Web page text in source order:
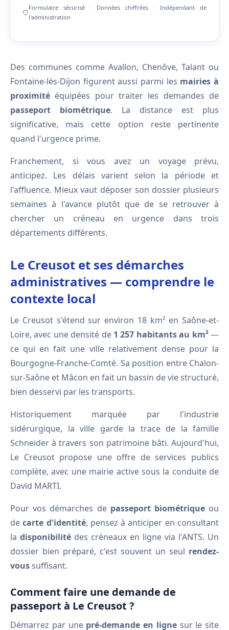
Formulaire sécurisé · Données chiffrées · Indépendant de
l'administration
Des communes comme Avallon, Chenôve, Talant ou
Fontaine-lès-Dijon figurent aussi parmi les mairies à
proximité équipées pour traiter les demandes de
passeport biométrique. La distance est plus
significative, mais cette option reste pertinente
quand l'urgence prime.
Franchement, si vous avez un voyage prévu,
anticipez. Les délais varient selon la période et
l'affluence. Mieux vaut déposer son dossier plusieurs
semaines à l'avance plutôt que de se retrouver à
chercher un créneau en urgence dans trois
départements différents.
Le Creusot et ses démarches
administratives — comprendre le
contexte local
Le Creusot s'étend sur environ 18 km² en Saône-et-
Loire, avec une densité de 1 257 habitants au km²—
ce qui en fait une ville relativement dense pour la
Bourgogne-Franche-Comté. Sa position entre Chalon-
sur-Saône et Mâcon en fait un bassin de vie structuré,
bien desservi par les transports.
Historiquement marquée par l'industrie
sidérurgique, la ville garde la trace de la famille
Schneider à travers son patrimoine bâti. Aujourd'hui,
Le Creusot propose une offre de services publics
complète, avec une mairie active sous la conduite de
David MARTI.
Pour vos démarches de passeport biométriqueou
decarte d'identité, pensez à anticiper en consultant
la disponibilité des créneaux en ligne via l'ANTS. Un
dossier bien préparé, c'est souvent un seul rendez-
voussuffisant.
Comment faire une demande de
passeport à Le Creusot ?
Démarrez par une pré-demande en lignesur le site